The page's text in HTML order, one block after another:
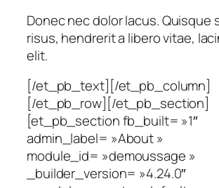
Donec nec dolor lacus. Quisque
risus, hendrerit a libero vitae,
elit.
[/et_pb_text][/et_pb_column]
[/et_pb_row][/et_pb_section]
[et_pb_section fb_built= »1″
admin_label= »About »
module_id= »demoussage »
_builder_version= »4.24.0″